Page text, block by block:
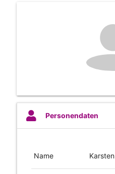
Personendaten
Name Karsten